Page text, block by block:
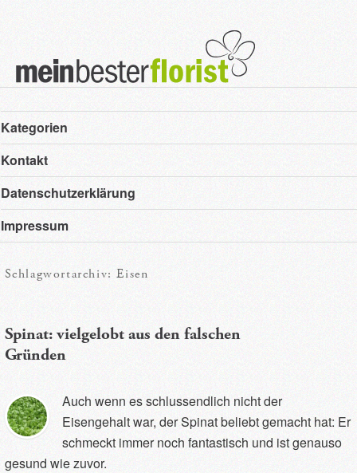
Hauptmenü
Zum
primären
Inhalt
springen
Zum
sekundären
Inhalt
springen
Kategorien
Kontakt
Datenschutzerklärung
Impressum
Schlagwortarchiv:Eisen
Spinat: vielgelobt aus den falschen
Gründen
Auch wenn es schlussendlich nicht der
Eisengehalt war, der Spinat beliebt gemacht hat: Er
schmeckt immer noch fantastisch und ist genauso
gesund wie zuvor.